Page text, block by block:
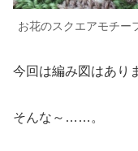
お花のスクエアモチー
今回は編み図はあり
そんな～……。